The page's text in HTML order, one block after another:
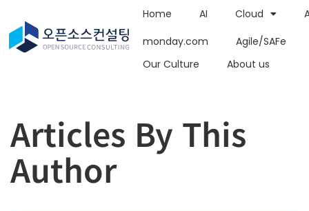
Home AI Cloud
monday.com
Agile/SAFe
Our Culture
About us
Articles By This
Author